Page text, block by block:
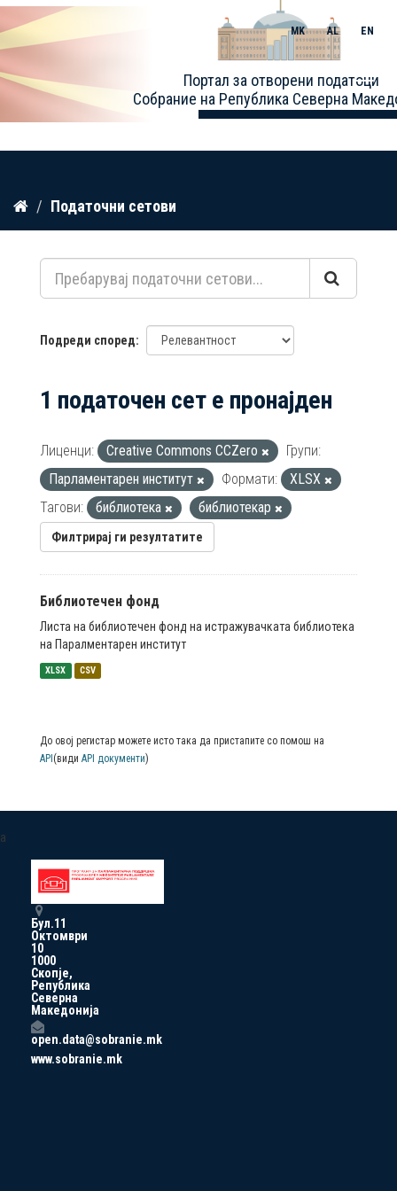
Прескокнете
содржина
Портал за отворени податоци
Собрание на Република Северна
MK AL EN
Toggle
Податочни сетови
Подреди според
1 податочен сет е пронајден
Лиценци: Creative Commons CCZero
Групи:
Парламентарен институт
Формати:
XLSX
Тагови:
библиотека библиотекар
Филтрирај ги резултатите
Библиотечен фонд
Листа на библиотечен фонд на истражувачката библиотека
на Паралментарен институт
XLSX CSV
До овој регистар можете исто така да пристапите со помош на
API (види API документи)
a
Бул.11
Октомври
10
1000
Скопје,
Република
Северна
Македонија
open.data@sobranie.mk
www.sobranie.mk